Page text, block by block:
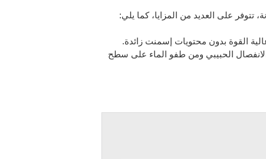
على العديد من المزايا، كما يلي:
الحبيبي ومن طفو الماء على سطح